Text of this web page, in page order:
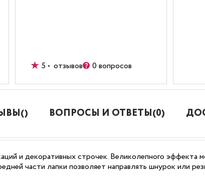
5 • отзывов 0 вопросов
ВОПРОСЫ И ОТВЕТЫ(0)
и декоративных строчек. Великолепного
части лапки позволяет направлять шнурок или